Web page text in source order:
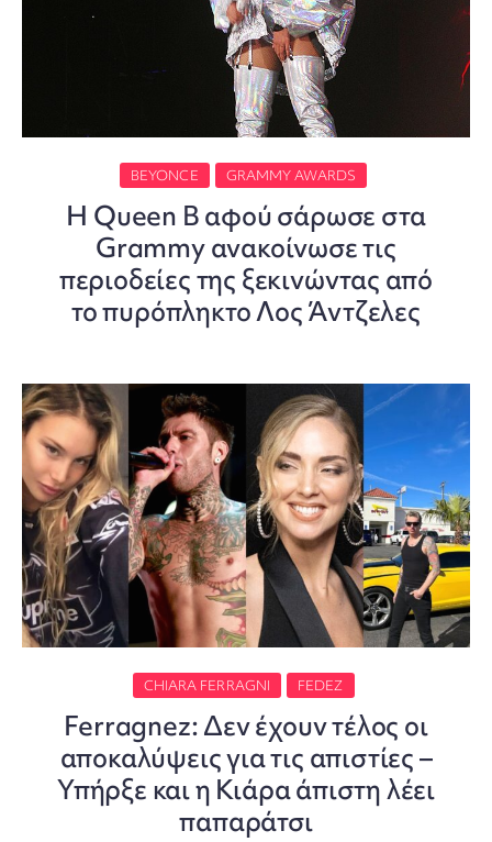
BEYONCE GRAMMY AWARDS
H Queen B αφού σάρωσε στα
Grammy ανακοίνωσε τις
περιοδείες της ξεκινώντας από
το πυρόπληκτο Λος Άντζελες
CHIARA FERRAGNI FEDEZ
Ferragnez: Δεν έχουν τέλος οι
αποκαλύψεις για τις απιστίες –
Υπήρξε και η Κιάρα άπιστη λέει
παπαράτσι